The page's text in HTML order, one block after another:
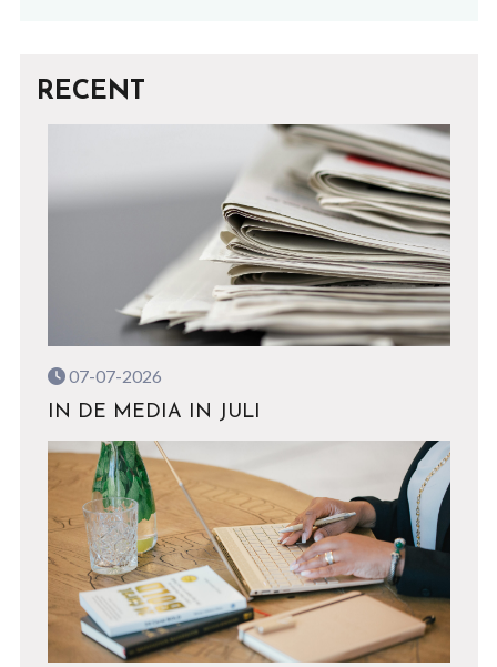
RECENT
07-07-2026
IN DE MEDIA IN JULI